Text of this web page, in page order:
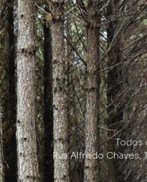
Todos
Rua Alfredo